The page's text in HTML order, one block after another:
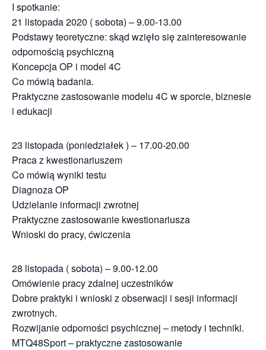
I spotkanie:
21 listopada 2020 ( sobota) – 9.00-13.00
Podstawy teoretyczne: skąd wzięło się zainteresowanie
odpornością psychiczną
Koncepcja OP i model 4C
Co mówią badania.
Praktyczne zastosowanie modelu 4C w sporcie, biznesie
i edukacji
23 listopada (poniedziałek ) – 17.00-20.00
Praca z kwestionariuszem
Co mówią wyniki testu
Diagnoza OP
Udzielanie informacji zwrotnej
Praktyczne zastosowanie kwestionariusza
Wnioski do pracy, ćwiczenia
28 listopada ( sobota) – 9.00-12.00
Omówienie pracy zdalnej uczestników
Dobre praktyki i wnioski z obserwacji i sesji informacji
zwrotnych.
Rozwijanie odporności psychicznej – metody i techniki.
MTQ48Sport – praktyczne zastosowanie